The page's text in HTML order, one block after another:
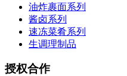
油炸裹面系列
酱卤系列
速冻菜肴系列
生调理制品
授权合作